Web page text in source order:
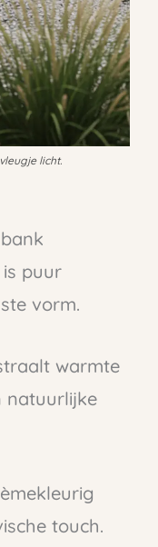
licht.
puur
vorm.
warmte
natuurlijke
touch.